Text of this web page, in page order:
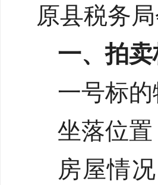
原县税务
一、拍
一号标
坐落位
房屋情